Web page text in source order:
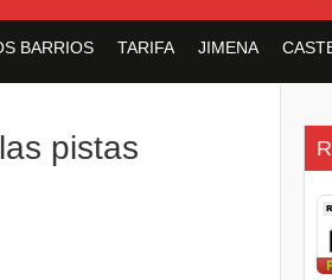
BARRIOS TARIFA JIMENA
pistas